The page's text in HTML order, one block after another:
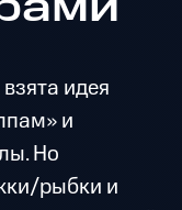
идея
и
Но
рыбки и